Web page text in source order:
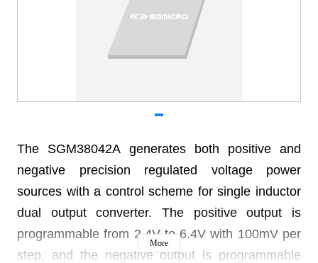
The SGM38042A generates both positive and
negative precision regulated voltage power
sources with a control scheme for single inductor
dual output converter. The positive output is
programmable from 2.4V to 6.4V with 100mV per
step, and the negative output is programmable
More